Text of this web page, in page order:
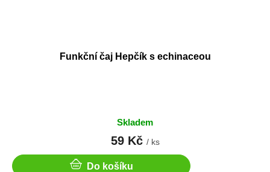
Funkční čaj Hepčík s echinaceou
Skladem
59 Kč / ks
Do košíku